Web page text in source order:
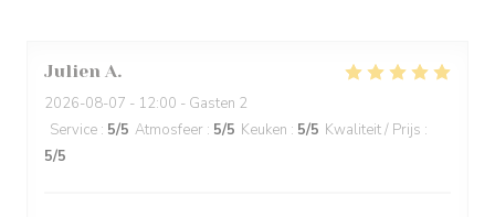
Julien A
2026-08-07 - 12:00 - Gasten 2
Service : 5/5 Atmosfeer : 5/5 Keuken : 5/5 Kwaliteit / Prijs :
5/5